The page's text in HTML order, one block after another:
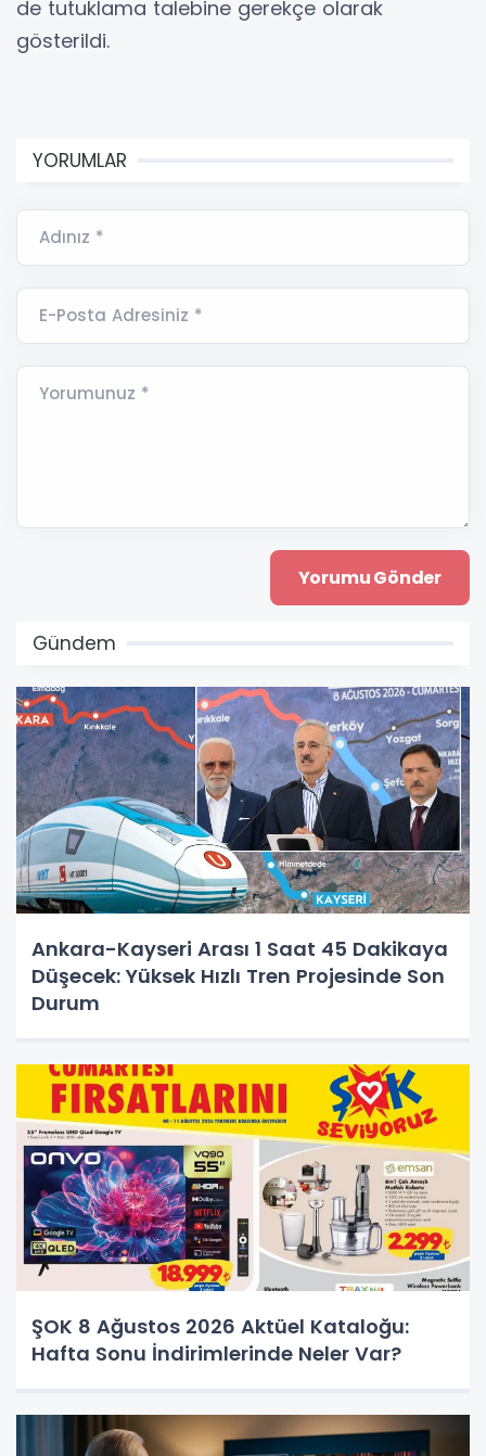
de tutuklama talebine gerekçe olarak
gösterildi.
YORUMLAR
Adınız *
E-Posta Adresiniz *
Yorumunuz *
Gündem
Ankara-Kayseri Arası 1 Saat 45 Dakikaya
Düşecek: Yüksek Hızlı Tren Projesinde Son
Durum
ŞOK 8 Ağustos 2026 Aktüel Kataloğu:
Hafta Sonu İndirimlerinde Neler Var?